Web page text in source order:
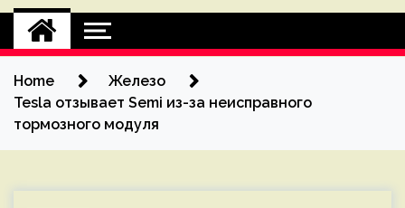
Home
Железо
Tesla отзывает Semi из-за неисправного
тормозного модуля